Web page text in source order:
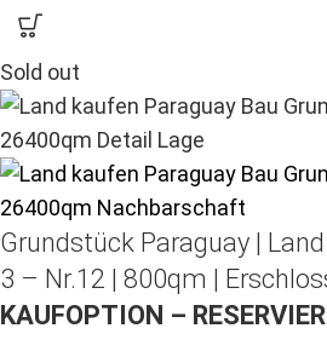
Sold out
Grundstück Paraguay |
3 – Nr.12 | 800qm |
KAUFOPTION –